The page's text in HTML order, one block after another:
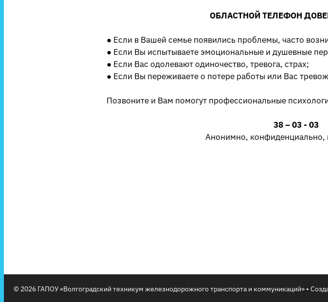
ОБЛАСТНОЙ ТЕЛЕФОН
● Если в Вашей семье появились проблемы, часто
● Если Вы испытываете эмоциональные и душевные
● Если Вас одолевают одиночество, тревога, страх;
● Если Вы переживаете о потере работы или Вас
Позвоните и Вам помогут профессиональные
38 – 03 - 03
Анонимно, конфиденциально,
© 2026 ГАПОУ «Волгоградский техникум железнодорожного транспорта и коммуникаций» •